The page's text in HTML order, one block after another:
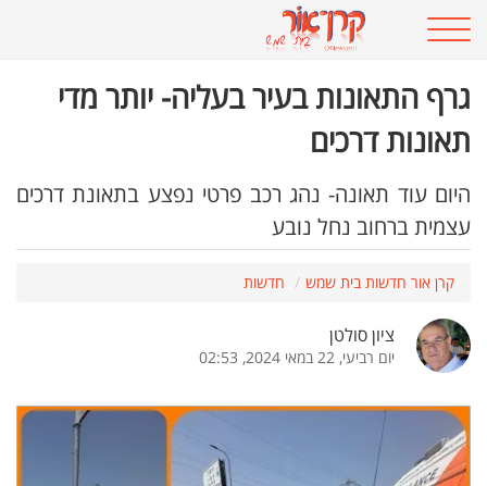
גרף התאונות בעיר בעליה- יותר מדי
תאונות דרכים
היום עוד תאונה- נהג רכב פרטי נפצע בתאונת דרכים
עצמית ברחוב נחל נובע
קרן אור חדשות בית שמש חדשות
ציון סולטן
יום רביעי, 22 במאי 2024, 02:53